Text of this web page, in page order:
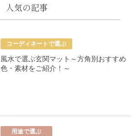
人気の記事
コーディネートで選ぶ
風水で選ぶ玄関マット～方角別おすすめ
色・素材をご紹介！～
用途で選ぶ